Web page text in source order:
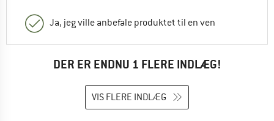
Ja, jeg ville anbefale produktet til en ven
DER ER ENDNU 1 FLERE INDLÆG!
VIS FLERE INDLÆG